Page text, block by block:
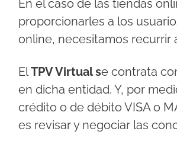
En el caso de las tiendas
proporcionarles a los
online, necesitamos recurrir
ElTPV Virtual se contrata
en dicha entidad. Y, por
crédito o de débito VISA o
es revisar y negociar las